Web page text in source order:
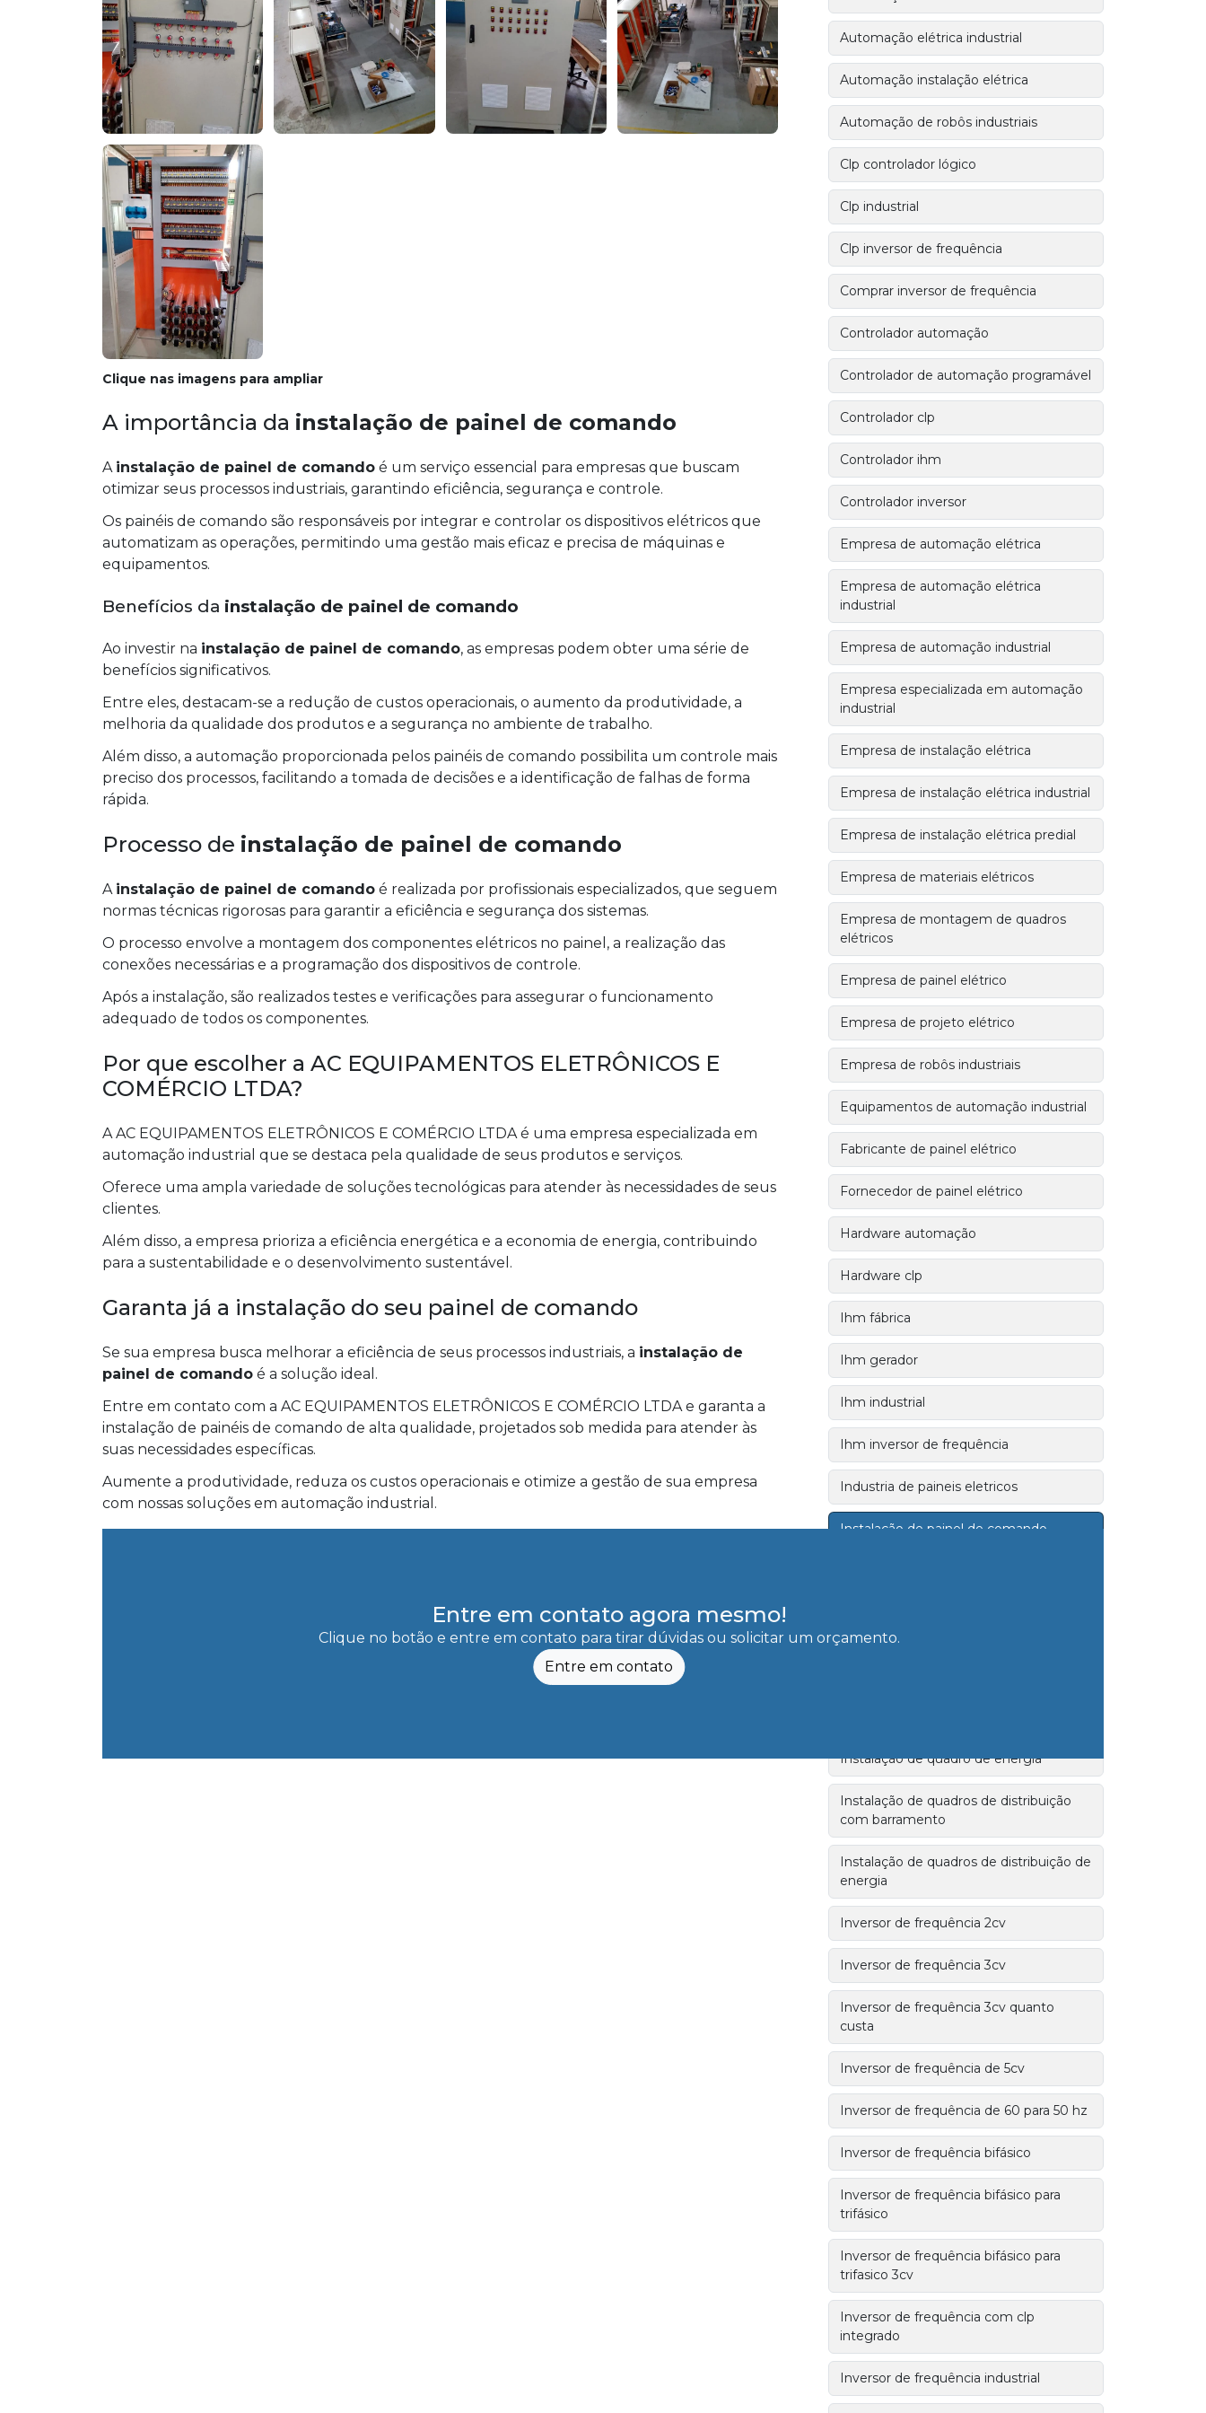
Clique nas imagens para ampliar
A importância da instalação de painel de comando
A instalação de painel de comando é um serviço essencial para empresas que buscam
otimizar seus processos industriais, garantindo eficiência, segurança e controle.
Os painéis de comando são responsáveis por integrar e controlar os dispositivos elétricos que
automatizam as operações, permitindo uma gestão mais eficaz e precisa de máquinas e
equipamentos.
Benefícios da instalação de painel de comando
Ao investir na instalação de painel de comando, as empresas podem obter uma série de
benefícios significativos.
Entre eles, destacam-se a redução de custos operacionais, o aumento da produtividade, a
melhoria da qualidade dos produtos e a segurança no ambiente de trabalho.
Além disso, a automação proporcionada pelos painéis de comando possibilita um controle mais
preciso dos processos, facilitando a tomada de decisões e a identificação de falhas de forma
rápida.
Processo de instalação de painel de comando
A instalação de painel de comando é realizada por profissionais especializados, que seguem
normas técnicas rigorosas para garantir a eficiência e segurança dos sistemas.
O processo envolve a montagem dos componentes elétricos no painel, a realização das
conexões necessárias e a programação dos dispositivos de controle.
Após a instalação, são realizados testes e verificações para assegurar o funcionamento
adequado de todos os componentes.
Por que escolher a AC EQUIPAMENTOS ELETRÔNICOS E
COMÉRCIO LTDA?
A AC EQUIPAMENTOS ELETRÔNICOS E COMÉRCIO LTDA é uma empresa especializada em
automação industrial que se destaca pela qualidade de seus produtos e serviços.
Oferece uma ampla variedade de soluções tecnológicas para atender às necessidades de seus
clientes.
Além disso, a empresa prioriza a eficiência energética e a economia de energia, contribuindo
para a sustentabilidade e o desenvolvimento sustentável.
Garanta já a instalação do seu painel de comando
Se sua empresa busca melhorar a eficiência de seus processos industriais, a instalação de
painel de comando é a solução ideal.
Entre em contato com a AC EQUIPAMENTOS ELETRÔNICOS E COMÉRCIO LTDA e garanta a
instalação de painéis de comando de alta qualidade, projetados sob medida para atender às
suas necessidades específicas.
Aumente a produtividade, reduza os custos operacionais e otimize a gestão de sua empresa
com nossas soluções em automação industrial.
Entre em contato agora mesmo!
Clique no botão e entre em contato para tirar dúvidas ou solicitar um orçamento.
Entre em contato
Automação elétrica industrial
Automação instalação elétrica
Automação de robôs industriais
Clp controlador lógico
Clp industrial
Clp inversor de frequência
Comprar inversor de frequência
Controlador automação
Controlador de automação programável
Controlador clp
Controlador ihm
Controlador inversor
Empresa de automação elétrica
Empresa de automação elétrica
industrial
Empresa de automação industrial
Empresa especializada em automação
industrial
Empresa de instalação elétrica
Empresa de instalação elétrica industrial
Empresa de instalação elétrica predial
Empresa de materiais elétricos
Empresa de montagem de quadros
elétricos
Empresa de painel elétrico
Empresa de projeto elétrico
Empresa de robôs industriais
Equipamentos de automação industrial
Fabricante de painel elétrico
Fornecedor de painel elétrico
Hardware automação
Hardware clp
Ihm fábrica
Ihm gerador
Ihm industrial
Ihm inversor de frequência
Industria de paineis eletricos
Instalação de painel de comando
Instalação de quadro de energia
Instalação de quadros de distribuição
com barramento
Instalação de quadros de distribuição de
energia
Inversor de frequência 2cv
Inversor de frequência 3cv
Inversor de frequência 3cv quanto
custa
Inversor de frequência de 5cv
Inversor de frequência de 60 para 50 hz
Inversor de frequência bifásico
Inversor de frequência bifásico para
trifásico
Inversor de frequência bifásico para
trifasico 3cv
Inversor de frequência com clp
integrado
Inversor de frequência industrial